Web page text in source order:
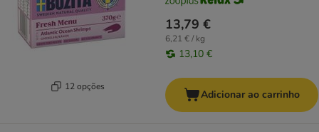
12 opções
13,79 €
6,21 € / kg
13,10 €
Adicionar ao carrinho